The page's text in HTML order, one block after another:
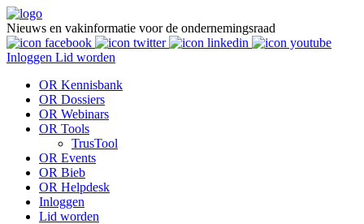
Nieuws en vakinformatie voor de ondernemingsraad
Inloggen Lid worden
OR Kennisbank
OR Dossiers
OR Webinars
OR Tools
TrusTool
OR Events
OR Bieb
OR Helpdesk
Inloggen
Lid worden